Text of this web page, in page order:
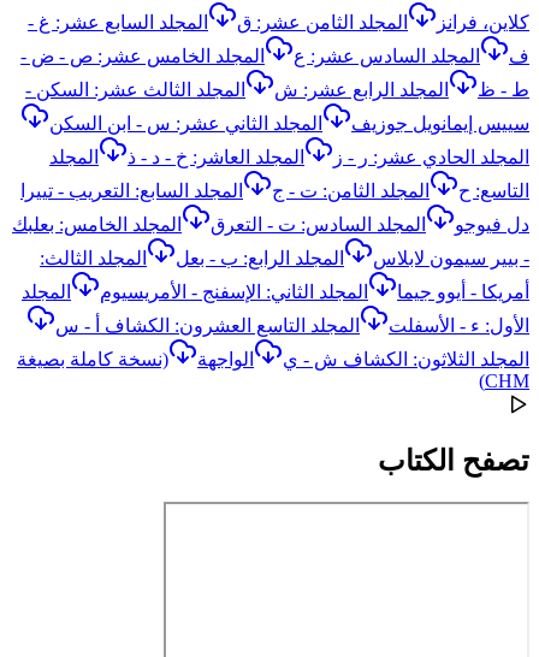
كلاين، فرانز
المجلد الثامن عشر: ق
المجلد السابع عشر: غ -
ف
المجلد السادس عشر: ع
المجلد الخامس عشر: ص - ض -
ط - ظ
المجلد الرابع عشر: ش
المجلد الثالث عشر: السكن -
سييس إيمانويل جوزيف
المجلد الثاني عشر: س - ابن السكن
المجلد الحادي عشر: ر - ز
المجلد العاشر: خ - د - ذ
المجلد
التاسع: ح
المجلد الثامن: ت - ج
المجلد السابع: التعريب - تييرا
دل فيوجو
المجلد السادس: ت - التعرق
المجلد الخامس: بعلبك
- بيير سيمون لابلاس
المجلد الرابع: ب - بعل
المجلد الثالث:
أمريكا - أيوو جيما
المجلد الثاني: الإسفنج - الأمريسيوم
المجلد
الأول: ء - الأسفلت
المجلد التاسع العشرون: الكشاف أ - س
المجلد الثلاثون: الكشاف ش - ي
الواجهة
(نسخة كاملة بصيغة
CHM)
تصفح الكتاب